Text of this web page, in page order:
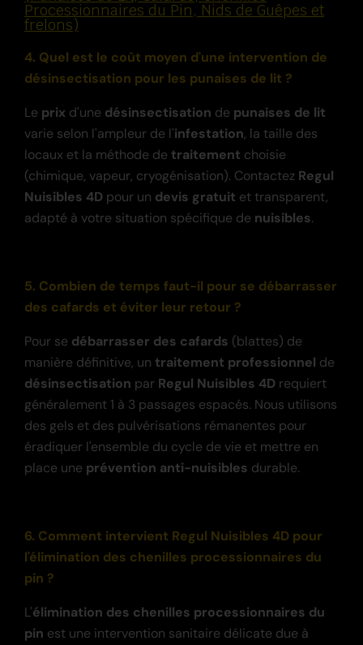
Processionnaires du Pin, Nids de Guêpes et
frelons)
4. Quel est le coût moyen d'une intervention de
désinsectisation pour les punaises de lit ?
Le prix d'une désinsectisation de punaises de lit
varie selon l'ampleur de l'infestation, la taille des
locaux et la méthode de traitement choisie
(chimique, vapeur, cryogénisation). Contactez Regul
Nuisibles 4D pour un devis gratuit et transparent,
adapté à votre situation spécifique de nuisibles.
5. Combien de temps faut-il pour se débarrasser
des cafards et éviter leur retour ?
Pour se débarrasser des cafards (blattes) de
manière définitive, un traitement professionnel de
désinsectisation par Regul Nuisibles 4D requiert
généralement 1 à 3 passages espacés. Nous utilisons
des gels et des pulvérisations rémanentes pour
éradiquer l'ensemble du cycle de vie et mettre en
place une prévention anti-nuisibles durable.
6. Comment intervient Regul Nuisibles 4D pour
l'élimination des chenilles processionnaires du
pin ?
L'élimination des chenilles processionnaires du
pin est une intervention sanitaire délicate due à